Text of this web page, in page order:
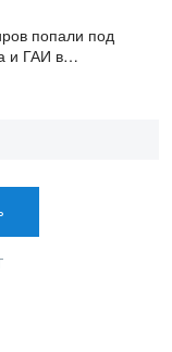
попали под
и ГАИ в